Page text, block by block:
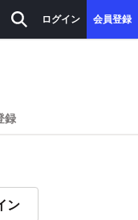
ログイン 会員登録
録
ン